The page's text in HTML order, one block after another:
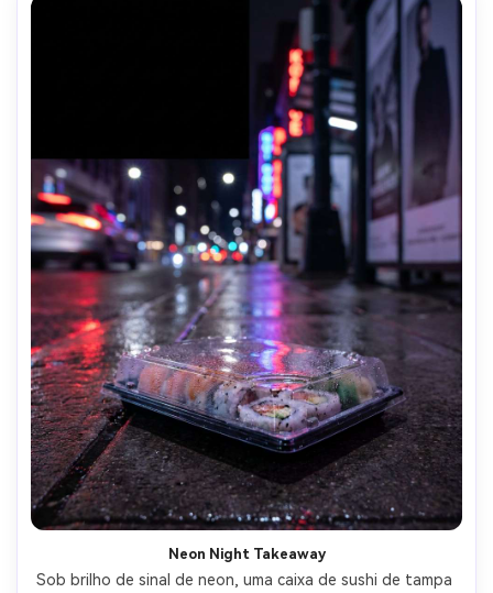
Neon Night Takeaway
Sob brilho de sinal de neon, uma caixa de sushi de tampa